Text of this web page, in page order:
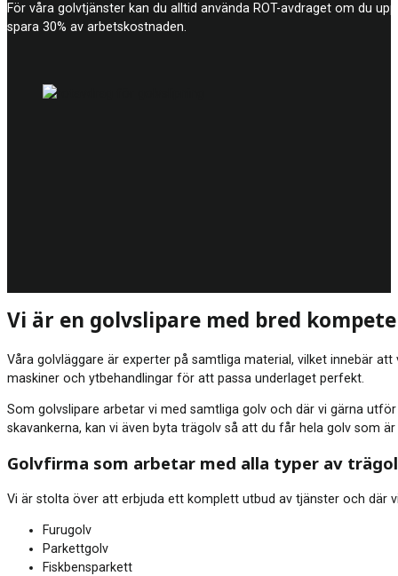
För våra golvtjänster kan du alltid använda ROT-avdraget om du
spara 30% av arbetskostnaden.
Vi är en golvslipare med bred
Våra golvläggare är experter på samtliga material, vilket innebär
maskiner och ytbehandlingar för att passa underlaget perfekt.
Som golvslipare arbetar vi med samtliga golv och där vi gärna
skavankerna, kan vi även byta trägolv så att du får hela golv som
Golvfirma som arbetar med alla typer av
Vi är stolta över att erbjuda ett komplett utbud av tjänster och där
Furugolv
Parkettgolv
Fiskbensparkett